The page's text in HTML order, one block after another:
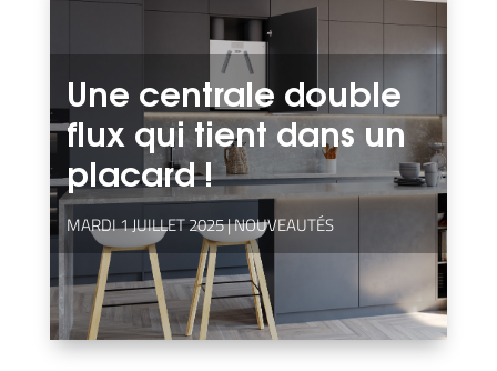
Une centrale double
flux qui tient dans un
placard !
MARDI 1 JUILLET 2025|NOUVEAUTÉS